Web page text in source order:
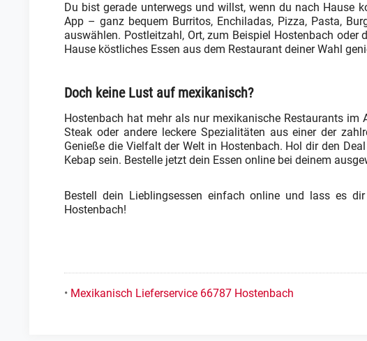
Du bist gerade unterwegs und willst, wenn du nach Hause
App – ganz bequem Burritos, Enchiladas, Pizza, Pasta,
auswählen. Postleitzahl, Ort, zum Beispiel Hostenbach
Hause köstliches Essen aus dem Restaurant deiner Wahl
Doch keine Lust auf mexikanisch?
Hostenbach hat mehr als nur mexikanische Restaurants im
Steak oder andere leckere Spezialitäten aus einer der
Genieße die Vielfalt der Welt in Hostenbach. Hol dir den
Kebap sein. Bestelle jetzt dein Essen online bei deinem
Bestell dein Lieblingsessen einfach online und lass es
Hostenbach!
• Mexikanisch Lieferservice 66787 Hostenbach